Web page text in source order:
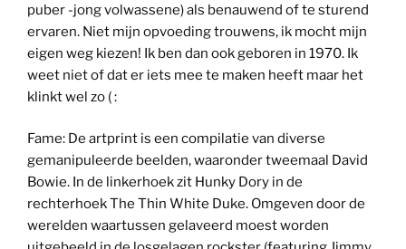
puber -jong volwassene) als benauwend of te sturend
ervaren. Niet mijn opvoeding trouwens, ik mocht mijn
eigen weg kiezen! Ik ben dan ook geboren in 1970. Ik
weet niet of dat er iets mee te maken heeft maar het
klinkt wel zo ( :
Fame: De artprint is een compilatie van diverse
gemanipuleerde beelden, waaronder tweemaal David
Bowie. In de linkerhoek zit Hunky Dory in de
rechterhoek The Thin White Duke. Omgeven door de
werelden waartussen gelaveerd moest worden